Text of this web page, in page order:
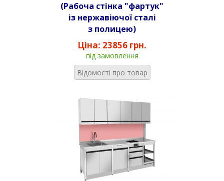
(Рабоча стінка "фартук"
із нержавіючої сталі
з полицею)
Ціна: 23856 грн.
під замовлення
Відомості про товар